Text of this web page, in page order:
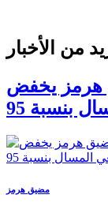
من الأخبار
هرمز يخفض
مضيق هرمز